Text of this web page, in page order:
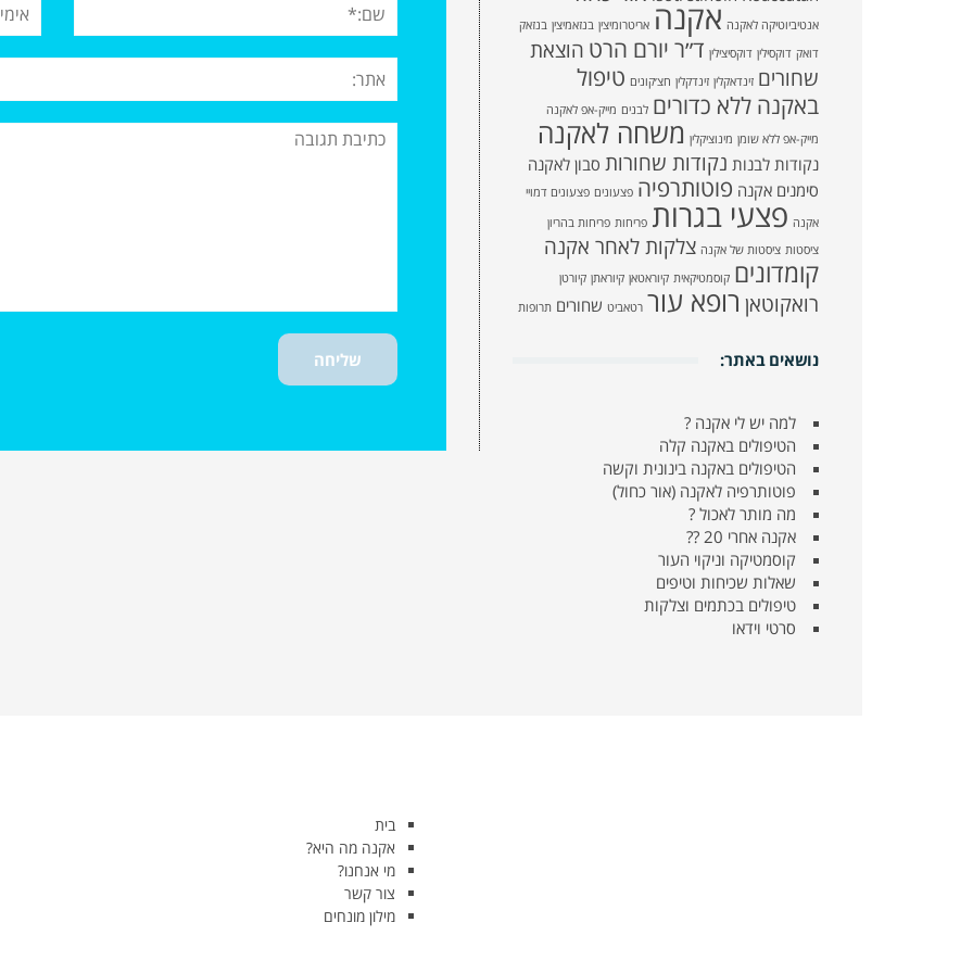
אתר:
תגובה
אנטיביוטיקה לאקנה אקנה אריטרומיצין בנזאמיצין בנזאק
דואק דוקסילין דוקסיצילין ד״ר יורם הרט הוצאת
שחורים זינדאקלין זינדקלין חצ׳קונים טיפול
באקנה ללא כדורים לבנים מייק-אפ לאקנה
מייק-אפ ללא שומן מינוציקלין משחה לאקנה
נקודות לבנות נקודות שחורות סבון לאקנה
סימנים אקנה פוטותרפיה פצעונים פצעונים דמויי
אקנה פצעי בגרות פריחות פריחות בהריון
ציסטות ציסטות של אקנה צלקות לאחר אקנה
קומדונים קוסמטיקאית קיוראטאן קיוראתן קיורטן
רואקוטאן רופא עור רטאביט שחורים תרופות
נושאים באתר:
למה יש לי אקנה ?
הטיפולים באקנה קלה
הטיפולים באקנה בינונית וקשה
פוטותרפיה לאקנה (אור כחול)
מה מותר לאכול ?
אקנה אחרי 20 ??
קוסמטיקה וניקוי העור
שאלות שכיחות וטיפים
טיפולים בכתמים וצלקות
סרטי וידאו
בית
אקנה מה היא?
מי אנחנו?
צור קשר
מילון מונחים